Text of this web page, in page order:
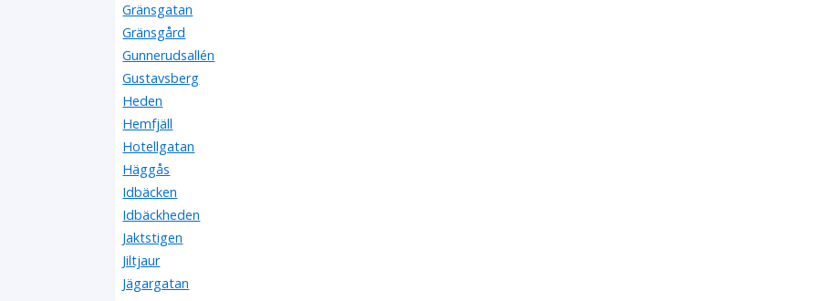
Gränsgatan
Gränsgård
Gunnerudsallén
Gustavsberg
Heden
Hemfjäll
Hotellgatan
Häggås
Idbäcken
Idbäckheden
Jaktstigen
Jiltjaur
Jägargatan